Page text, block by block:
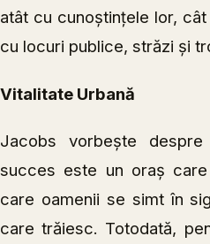
atât cu cunoștințele lor,
cu locuri publice, străzi și
Vitalitate Urbană
Jacobs vorbește
succes este un oraș
care oamenii se simt în
care trăiesc. Totodată,